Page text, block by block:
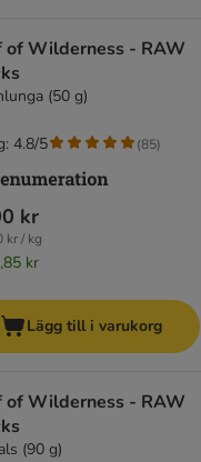
of Wilderness - RAW
(50 g)
kr
kr / kg
kr
4.8/5 (85)
Lägg till i varukorg
of Wilderness - RAW
(90 g)